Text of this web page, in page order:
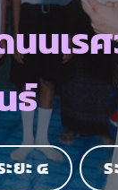
นนเร
ธ์
ะยะ ๔